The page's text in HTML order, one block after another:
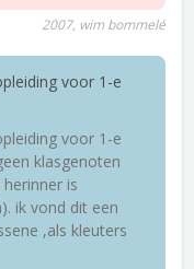
2007, wim bommelé
voor 1-e
voor 1-e
klasgenoten
is
ik vond dit een
,als kleuters